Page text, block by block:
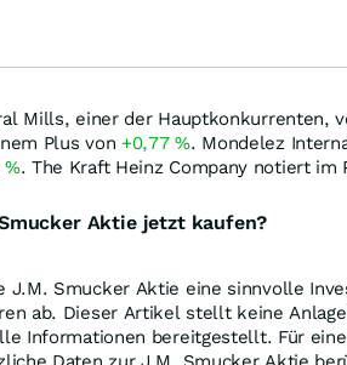
Mills, einer der Hauptkonkurrenten,
Plus von +0,77%. Mondelez
%. The Kraft Heinz Company notiert im
Aktie jetzt kaufen?
J.M. Smucker Aktie eine sinnvolle
ab. Dieser Artikel stellt keine
Informationen bereitgestellt. Für